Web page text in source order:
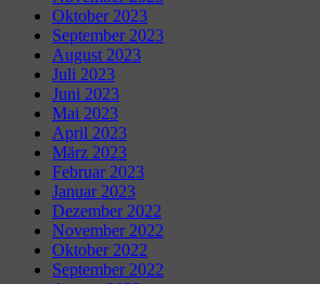
Oktober 2023
September 2023
August 2023
Juli 2023
Juni 2023
Mai 2023
April 2023
März 2023
Februar 2023
Januar 2023
Dezember 2022
November 2022
Oktober 2022
September 2022